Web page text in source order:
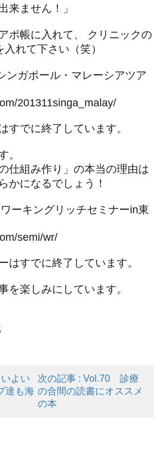
来ません！」
ポ帳に入れて、 クリニックの
れて下さい（笑）
ガポール・マレーシアツア
201311singa_malay/
すでに終了しています。
。
仕組み作り」の本当の理由は
かになるでしょう！
ーキングリッチセミナーin東
semi/wr/
はすでに終了しています。
を楽しみにしています。
よい
達も海
次の記事 : Vol.70 診療
の合間の読書にオススメ
の本